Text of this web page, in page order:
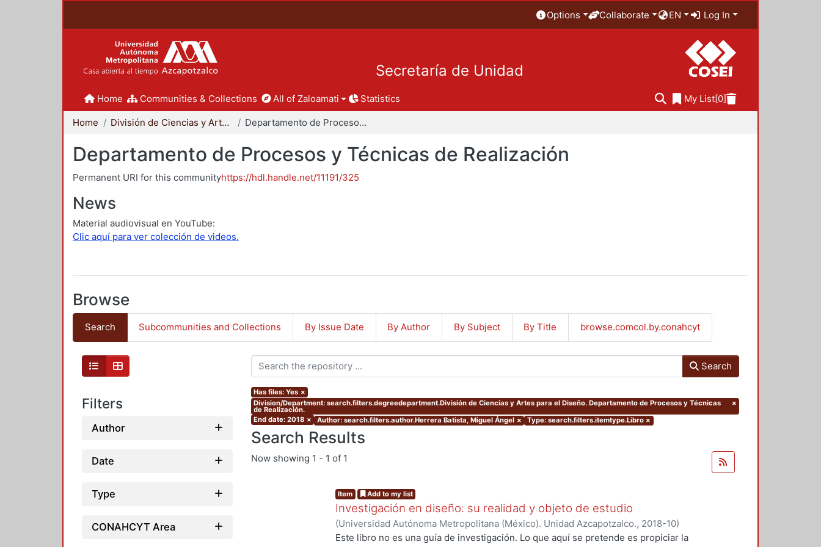
Options Collaborate EN Log In
Secretaría de Unidad
Home Communities & Collections All of Zaloamati Statistics My List[0]
Home División de Ciencias y Artes para el Diseño Departamento de Procesos y Técnicas de Realización
Departamento de Procesos y Técnicas de Realización
Permanent URI for this communityhttps://hdl.handle.net/11191/325
News
Material audiovisual en YouTube:
Clic aquí para ver colección de videos.
Browse
Search Subcommunities and Collections By Issue Date By Author By Subject By Title browse.comcol.by.conahcyt
Filters
Author
Date
Type
CONAHCYT Area
Search
Has files: Yes ×
Division/Department: search.filters.degreedepartment.División de Ciencias y Artes para el Diseño. Departamento de Procesos y Técnicas
de Realización.
×
End date: 2018 × Author: search.filters.author.Herrera Batista, Miguel Ángel × Type: search.filters.itemtype.Libro ×
Search Results
Now showing 1 - 1 of 1
Item Add to my list
Investigación en diseño: su realidad y objeto de estudio
(Universidad Autónoma Metropolitana (México). Unidad Azcapotzalco., 2018-10)
Herrera Batista, Miguel Ángel
Este libro no es una guía de investigación. Lo que aquí se pretende es propiciar la